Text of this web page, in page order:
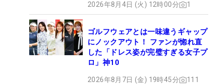
2026年8月4日 (火) 12時00分 1
ゴルフウェアとは一味違うギャップ
にノックアウト！ ファンが惚れ直
した「ドレス姿が完璧すぎる女子プ
ロ」神10
2026年8月7日 (金) 19時45分 111